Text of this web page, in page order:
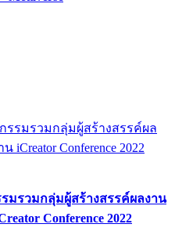
มรวมกลุ่มผู้สร้างสรรค์ผลงาน
Conference 2022